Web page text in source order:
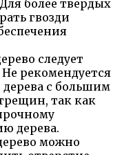
более твердых
гвозди
следует
рекомендуется
дерева с большим
так как
дерева.
можно